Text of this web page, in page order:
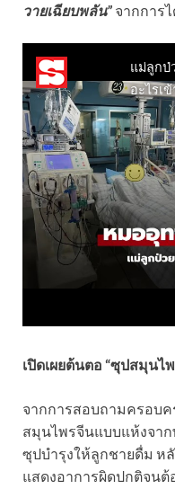
วายเฉียบพลัน” จากการ
เปิดเผยต้นตอ “ซุปสมุนไ
จากการสอบถามครอบ
สมุนไพรจีนแบบแห้งจา
ซุปบำรุงให้ลูกชายดื่ม ห
แสดงอาการผิดปกติจนต้